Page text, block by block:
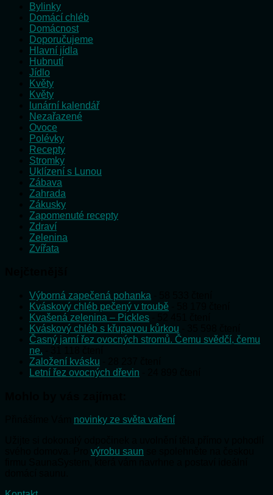
Bylinky
Domácí chléb
Domácnost
Doporučujeme
Hlavní jídla
Hubnutí
Jídlo
Květy
Květy
lunární kalendář
Nezařazené
Ovoce
Polévky
Recepty
Stromky
Uklízení s Lunou
Zábava
Zahrada
Zákusky
Zapomenuté recepty
Zdraví
Zelenina
Zvířata
Výborná zapečená pohanka
Kváskový chléb pečený v troubě
Kvašená zelenina – Pickles
Kváskový chléb s křupavou kůrkou
Časný jarní řez ovocných stromů. Čemu svědčí, čemu
ne.
Založení kvásku
Letní řez ovocných dřevin
novinky ze světa vaření
výrobu saun